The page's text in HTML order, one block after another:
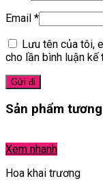
Email *
Lưu tên của tôi,
cho lần bình luận kế
Sản phẩm
Xem nhanh
Hoa khai trương